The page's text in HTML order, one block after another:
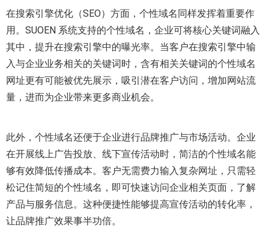
在搜索引擎优化（SEO）方面，个性域名同样发挥着重要作
用。SUOEN 系统支持的个性域名，企业可将核心关键词融入
其中，提升在搜索引擎中的曝光率。当客户在搜索引擎中输
入与企业业务相关的关键词时，含有相关关键词的个性域名
网址更有可能被优先展示，吸引潜在客户访问，增加网站流
量，进而为企业带来更多商业机会。
此外，个性域名还便于企业进行品牌推广与市场活动。企业
在开展线上广告投放、线下宣传活动时，简洁的个性域名能
够有效降低传播成本。客户无需费力输入复杂网址，只需轻
松记住简短的个性域名，即可快速访问企业相关页面，了解
产品与服务信息。这种便捷性能够提高宣传活动的转化率，
让品牌推广效果事半功倍。